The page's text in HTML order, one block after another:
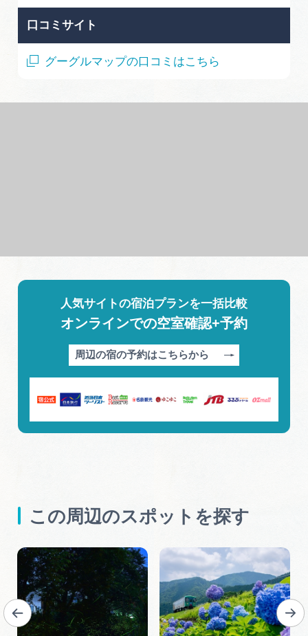
口コミサイト
グーグルマップの口コミはこちら
人気サイトの宿泊プランを一括比較
オンラインでの空室確認+予約
周辺の宿の予約はこちらから
この周辺のスポットを探す